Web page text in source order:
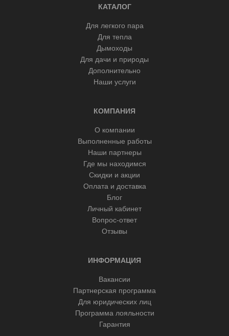
КАТАЛОГ
Для легкого пара
Для тепла
Дымоходы
Для дачи и природы
Дополнительно
Наши услуги
КОМПАНИЯ
О компании
Выполненные работы
Наши партнеры
Где мы находимся
Скидки и акции
Оплата и доставка
Блог
Личный кабинет
Вопрос-ответ
Отзывы
ИНФОРМАЦИЯ
Вакансии
Партнерская программа
Для юридических лиц
Программа лояльности
Гарантия